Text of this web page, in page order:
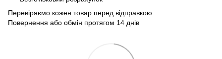
Перевіряємо кожен товар перед відправкою.
Повернення або обмін протягом 14 днів